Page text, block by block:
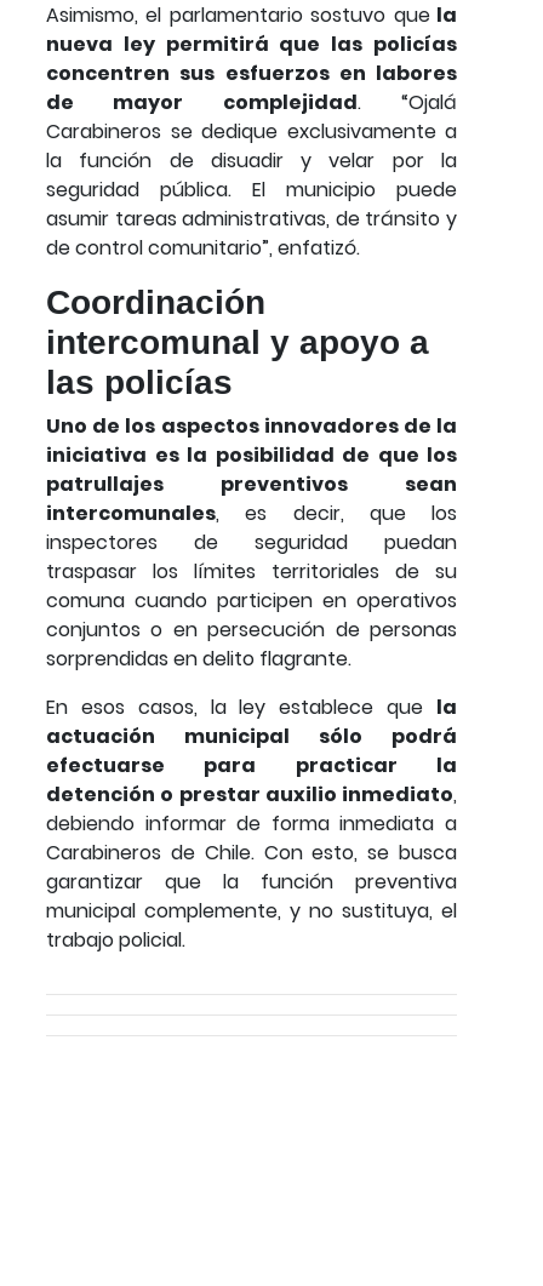
Asimismo, el parlamentario sostuvo quela
nueva ley permitirá que las policías
concentren sus esfuerzos en labores
de mayor complejidad. “Ojalá
Carabineros se dedique exclusivamente a
la función de disuadir y velar por la
seguridad pública. El municipio puede
asumir tareas administrativas, de tránsito y
de control comunitario”, enfatizó.
Coordinación
intercomunal y apoyo a
las policías
Uno de los aspectos innovadores de la
iniciativa es la posibilidad de que los
patrullajes preventivos sean
intercomunales, es decir, que los
inspectores de seguridad puedan
traspasar los límites territoriales de su
comuna cuando participen en operativos
conjuntos o en persecución de personas
sorprendidas en delito flagrante.
En esos casos, la ley establece que la
actuación municipal sólo podrá
efectuarse para practicar la
detención o prestar auxilio inmediato,
debiendo informar de forma inmediata a
Carabineros de Chile. Con esto, se busca
garantizar que la función preventiva
municipal complemente, y no sustituya, el
trabajo policial.